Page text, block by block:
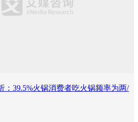
：39.5%火锅消费者吃火锅频率为两/